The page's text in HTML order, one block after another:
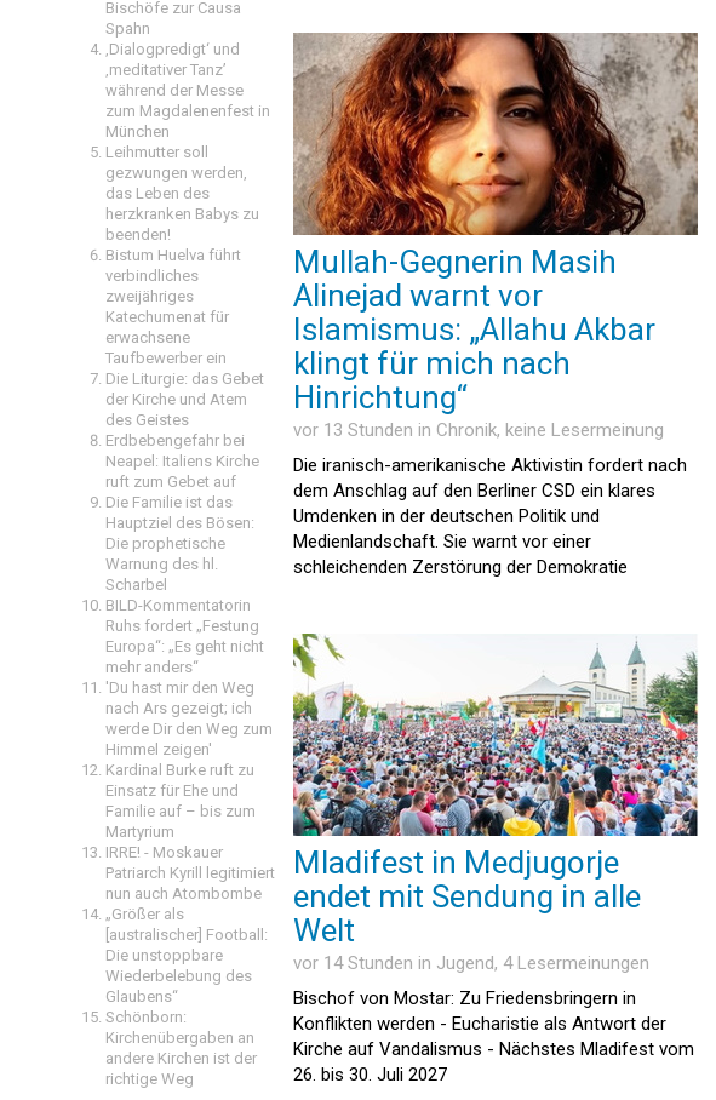
Bischöfe zur Causa
Spahn
‚Dialogpredigt‘ und
‚meditativer Tanz’
während der Messe
zum Magdalenenfest in
München
Leihmutter soll
gezwungen werden,
das Leben des
herzkranken Babys zu
beenden!
Bistum Huelva führt
verbindliches
zweijähriges
Katechumenat für
erwachsene
Taufbewerber ein
Die Liturgie: das Gebet
der Kirche und Atem
des Geistes
Erdbebengefahr bei
Neapel: Italiens Kirche
ruft zum Gebet auf
Die Familie ist das
Hauptziel des Bösen:
Die prophetische
Warnung des hl.
Scharbel
BILD-Kommentatorin
Ruhs fordert „Festung
Europa“: „Es geht nicht
mehr anders“
'Du hast mir den Weg
nach Ars gezeigt; ich
werde Dir den Weg zum
Himmel zeigen'
Kardinal Burke ruft zu
Einsatz für Ehe und
Familie auf – bis zum
Martyrium
IRRE! - Moskauer
Patriarch Kyrill legitimiert
nun auch Atombombe
„Größer als
[australischer] Football:
Die unstoppbare
Wiederbelebung des
Glaubens“
Schönborn:
Kirchenübergaben an
andere Kirchen ist der
richtige Weg
Mullah-Gegnerin Masih
Alinejad warnt vor
Islamismus: „Allahu Akbar
klingt für mich nach
Hinrichtung“
vor 13 Stunden in Chronik, keine Lesermeinung
Die iranisch-amerikanische Aktivistin fordert nach
dem Anschlag auf den Berliner CSD ein klares
Umdenken in der deutschen Politik und
Medienlandschaft. Sie warnt vor einer
schleichenden Zerstörung der Demokratie
Mladifest in Medjugorje
endet mit Sendung in alle
Welt
vor 14 Stunden in Jugend, 4 Lesermeinungen
Bischof von Mostar: Zu Friedensbringern in
Konflikten werden - Eucharistie als Antwort der
Kirche auf Vandalismus - Nächstes Mladifest vom
26. bis 30. Juli 2027